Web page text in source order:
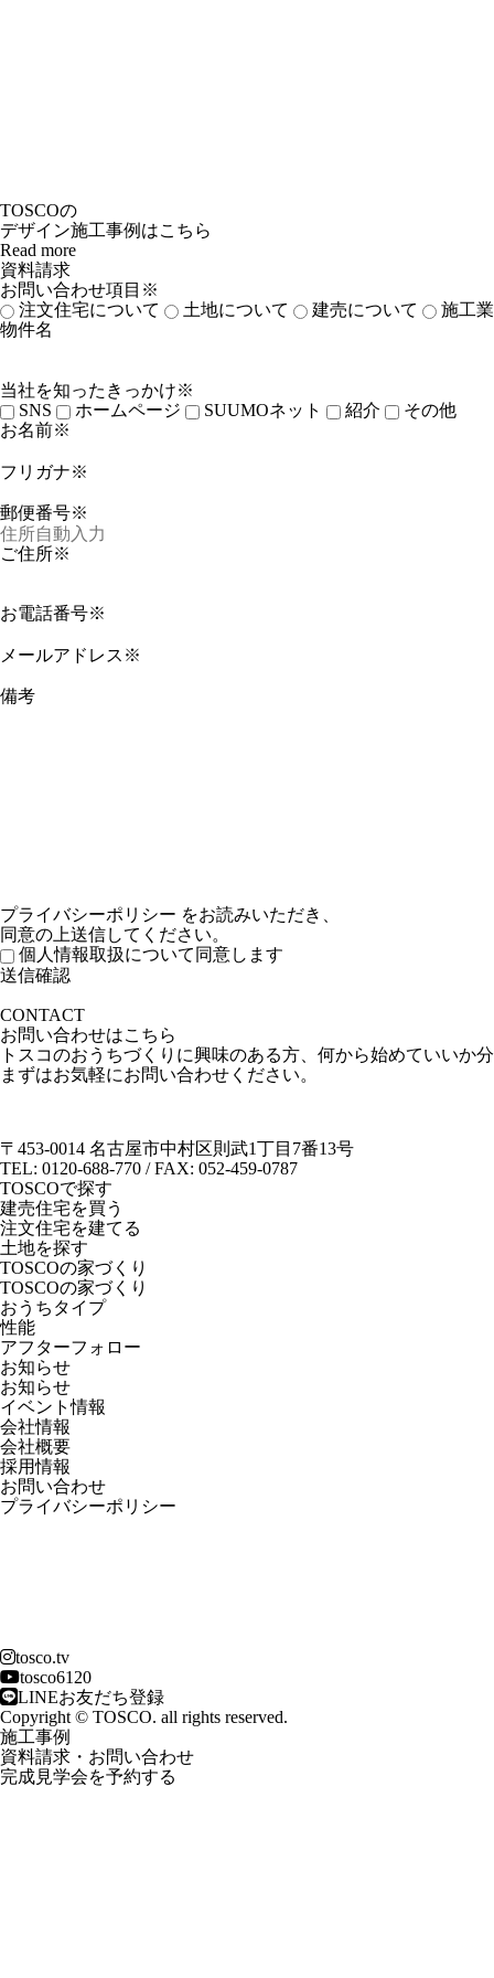
TOSCOの
デザイン施工事例はこちら
Read more
資料請求
お問い合わせ項目※
注文住宅について
土地について 建売について 施工
物件名
当社を知ったきっかけ※
SNS
ホームページ SUUMOネット 紹介
その他
お名前※
フリガナ※
郵便番号※
ご住所※
お電話番号※
メールアドレス※
備考
プライバシーポリシー をお読みいただき、
同意の上送信してください。
個人情報取扱について同意します
CONTACT
お問い合わせはこちら
トスコのおうちづくりに興味のある方、何から始めていいか分
まずはお気軽にお問い合わせください。
〒453-0014 名古屋市中村区則武1丁目7番13号
TEL: 0120-688-770 / FAX: 052-459-0787
TOSCOで探す
建売住宅を買う
注文住宅を建てる
土地を探す
TOSCOの家づくり
TOSCOの家づくり
おうちタイプ
性能
アフターフォロー
お知らせ
お知らせ
イベント情報
会社情報
会社概要
採用情報
お問い合わせ
プライバシーポリシー
tosco.tv
tosco6120
LINEお友だち登録
Copyright © TOSCO. all rights reserved.
施工事例
資料請求・お問い合わせ
完成見学会を予約する